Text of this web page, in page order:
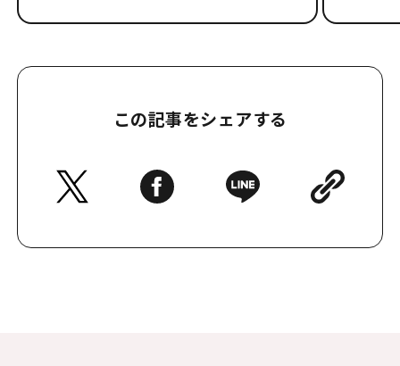
この記事をシェアする